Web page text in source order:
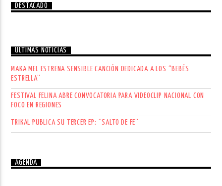
DESTACADO
ÚLTIMAS NOTICIAS
MAKA MEL ESTRENA SENSIBLE CANCIÓN DEDICADA A LOS “BEBÉS
ESTRELLA”
FESTIVAL FELINA ABRE CONVOCATORIA PARA VIDEOCLIP NACIONAL CON
FOCO EN REGIONES
TRIKAL PUBLICA SU TERCER EP: “SALTO DE FE”
AGENDA